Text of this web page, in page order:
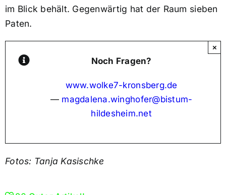
im Blick behält. Gegenwärtig hat der Raum sieben
Paten.
Noch Fragen?
www.wolke7-kronsberg.de
— magdalena.winghofer@bistum-
hildesheim.net
×
Fotos: Tanja Kasischke